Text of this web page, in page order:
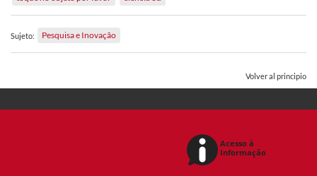
Sujeto: Pesquisa e Inovação
Volver al principio